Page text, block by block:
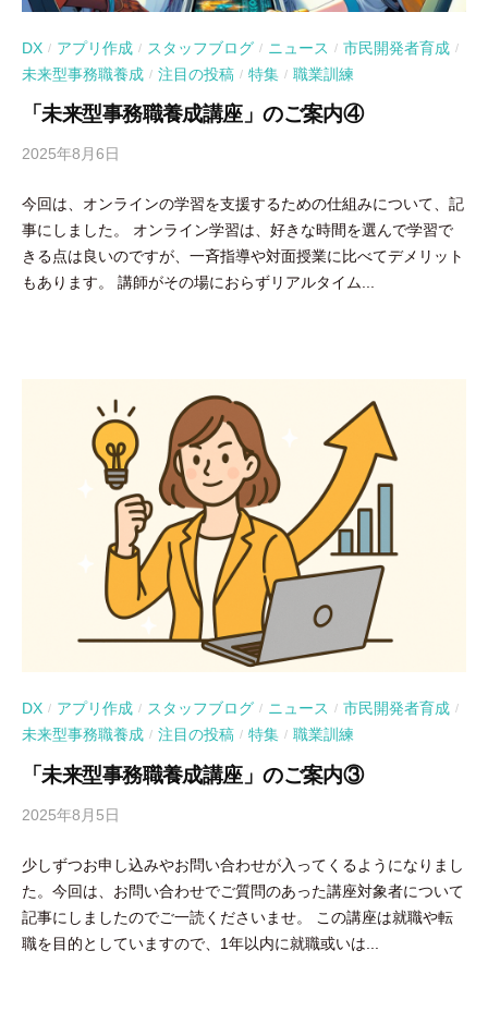
DX / アプリ作成 / スタッフブログ / ニュース / 市民開発者育成 /
未来型事務職養成 / 注目の投稿 / 特集 / 職業訓練
「未来型事務職養成講座」のご案内④
2025年8月6日
吉
田
豪
今回は、オンラインの学習を支援するための仕組みについて、記
事にしました。 オンライン学習は、好きな時間を選んで学習で
きる点は良いのですが、一斉指導や対面授業に比べてデメリット
もあります。 講師がその場におらずリアルタイム...
DX / アプリ作成 / スタッフブログ / ニュース / 市民開発者育成 /
未来型事務職養成 / 注目の投稿 / 特集 / 職業訓練
「未来型事務職養成講座」のご案内③
2025年8月5日
吉
田
豪
少しずつお申し込みやお問い合わせが入ってくるようになりまし
た。今回は、お問い合わせでご質問のあった講座対象者について
記事にしましたのでご一読くださいませ。 この講座は就職や転
職を目的としていますので、1年以内に就職或いは...